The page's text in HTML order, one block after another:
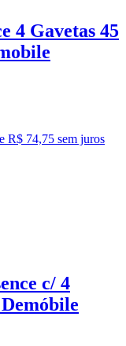
4 Gavetas 45
R$ 74,75 sem juros
c/ 4